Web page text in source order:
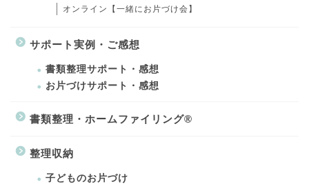
オンライン【一緒にお片づけ会】
サポート実例・ご感想
書類整理サポート・感想
お片づけサポート・感想
書類整理・ホームファイリング®
整理収納
子どものお片づけ